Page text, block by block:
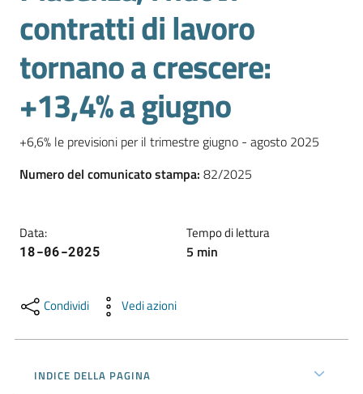
Gestire
l'impresa
Promuovere
l'impresa
e
territorio
Tutelare
il
contratti di lavoro
tornano a crescere:
+13,4% a giugno
+6,6% le previsioni per il trimestre giugno - agosto 2025
Numero del comunicato stampa: 82/2025
Data:
18-06-2025
Tempo di lettura
5 min
Condividi Vedi azioni
INDICE DELLA PAGINA